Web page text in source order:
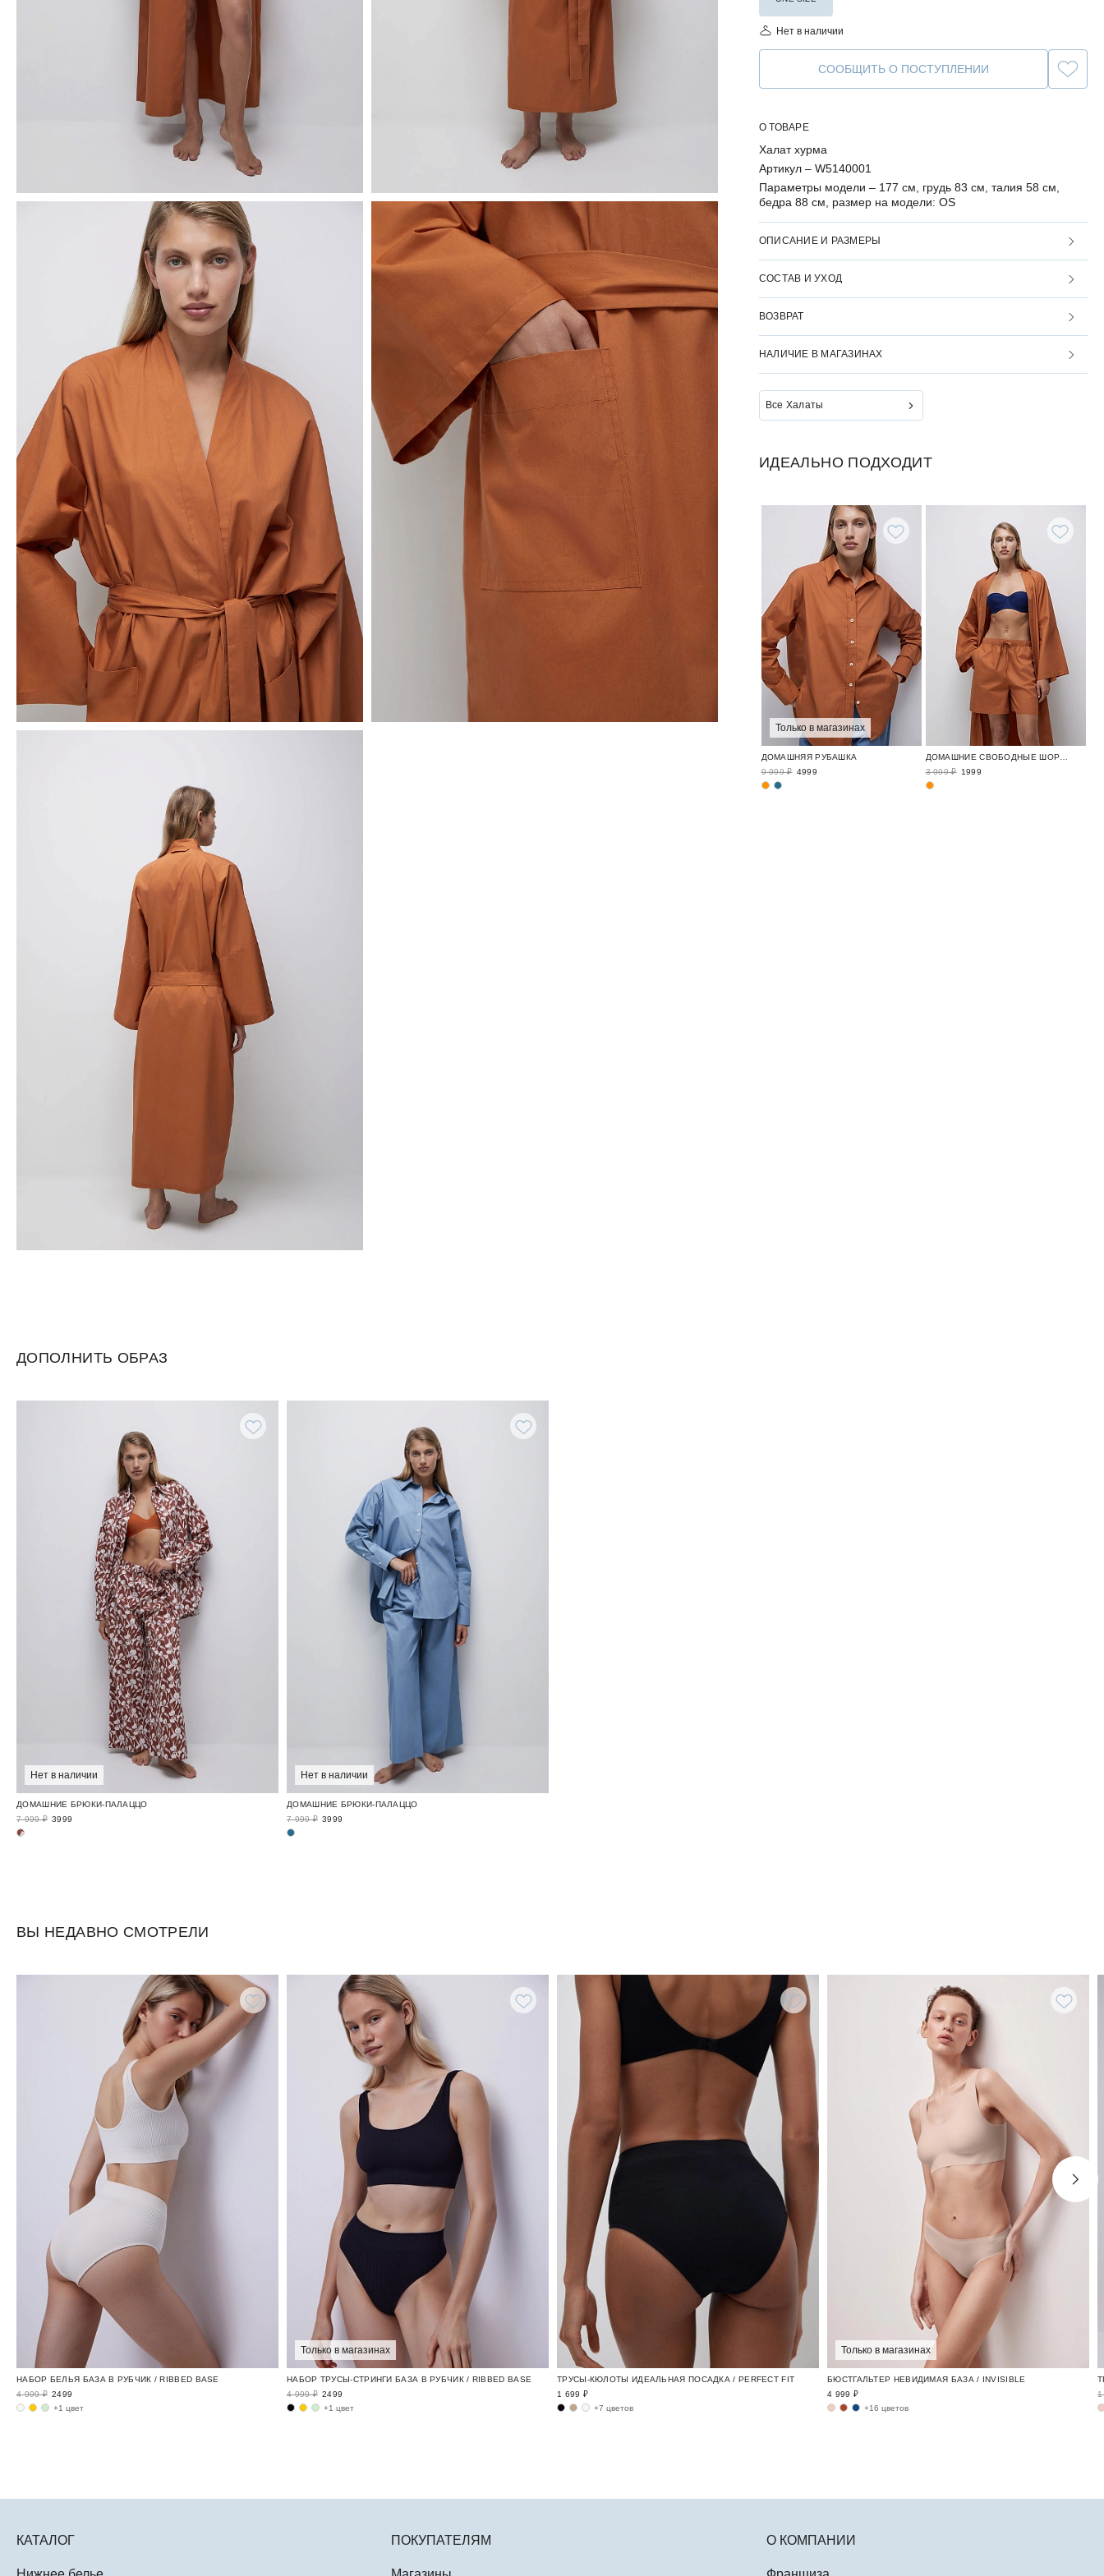
Нет в наличии
СООБЩИТЬ О ПОСТУПЛЕНИИ
О ТОВАРЕ
Халат хурма
Артикул – W5140001
Параметры модели – 177 см, грудь 83 см, талия 58 см,
бедра 88 см, размер на модели: OS
ОПИСАНИЕ И РАЗМЕРЫ
СОСТАВ И УХОД
ВОЗВРАТ
НАЛИЧИЕ В МАГАЗИНАХ
Все Халаты
ИДЕАЛЬНО ПОДХОДИТ
Только в магазинах
ДОМАШНЯЯ РУБАШКА
9 999 ₽ 4999
3 999 ₽ 1999
ДОПОЛНИТЬ ОБРАЗ
Нет в наличии
ДОМАШНИЕ БРЮКИ-ПАЛАЦЦО
7 999 ₽ 3999
Нет в наличии
ДОМАШНИЕ БРЮКИ-ПАЛАЦЦО
7 999 ₽ 3999
ВЫ НЕДАВНО СМОТРЕЛИ
НАБОР БЕЛЬЯ БАЗА В РУБЧИК / RIBBED BASE
4 999 ₽ 2499
+1 цвет
Только в магазинах
НАБОР ТРУСЫ-СТРИНГИ БАЗА В РУБЧИК / RIBBED BASE
4 999 ₽ 2499
+1 цвет
ТРУСЫ-КЮЛОТЫ ИДЕАЛЬНАЯ ПОСАДКА / PERFECT FIT
1 699 ₽
+7 цветов
Только в магазинах
БЮСТГАЛЬТЕР НЕВИДИМАЯ БАЗА / INVISIBLE
4 999 ₽
+16 цветов
1
КАТАЛОГ ПОКУПАТЕЛЯМ О КОМПАНИИ